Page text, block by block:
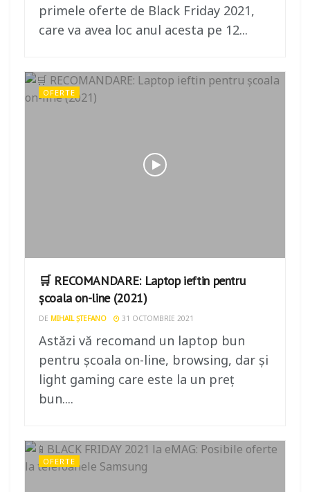
primele oferte de Black Friday 2021,
care va avea loc anul acesta pe 12...
OFERTE
🛒 RECOMANDARE: Laptop ieftin pentru
școala on-line (2021)
DE MIHAIL ȘTEFANO 31 OCTOMBRIE 2021
Astăzi vă recomand un laptop bun
pentru școala on-line, browsing, dar și
light gaming care este la un preț
bun....
OFERTE